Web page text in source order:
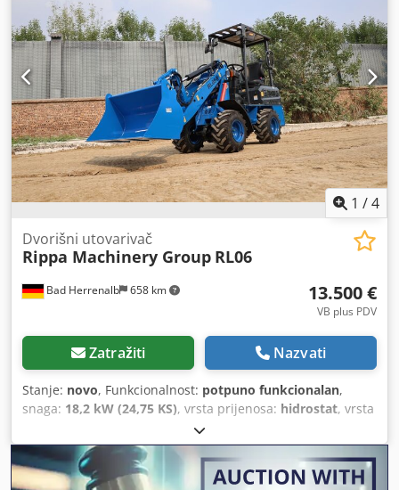
stražnjih guma: pneumatske Stanje stražnjih guma: 80 -
100% Stražnja radna svjetla, prednja radna svjetla,
grijanje, filter čađe, puna kabina, CE certifikat, sigurnosno
svjetlo, Slika služi kao simbol za brzu spojnicu Vrsta
pumpe: Zupčasta pumpa Stopa hidrauličkog protoka -
Hidraulički tlak: 58,3 l/210 bara Pogon tlaka sustava: 420
bara
1 /4
Bad Herrenalb 658 km
Dvorišni utovarivač
Rippa Machinery Group RL06
13.500 €
VB plus PDV
Zatražiti Nazvati
Stanje: novo, Funkcionalnost: potpuno funkcionalan,
snaga: 18,2 kW (24,75 KS), vrsta prijenosa: hidrostat, vrsta
, potrošnja goriva po satu:
spremnika goriva:15 l, boja:plava, radna masa:1.725 kg,
dizalna snaga:
600 kg/m , visina podizanja: 3.380 mm,
stanje guma:100 postotak , stanje pogona:100 postotak,